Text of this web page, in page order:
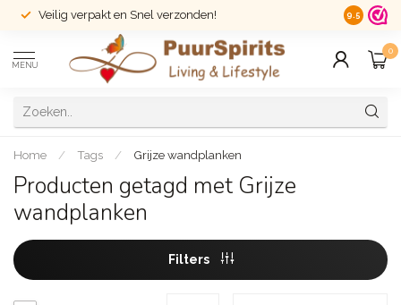
Veilig verpakt en Snel verzonden! 14 dagen
9.5
MENU
0
Home / Tags / Grijze wandplanken
Producten getagd met Grijze
wandplanken
Filters